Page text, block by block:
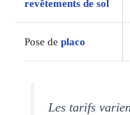
revêtements de sol
Pose de placo
Les tarifs